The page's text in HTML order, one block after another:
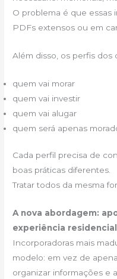
O problema é que essas
PDFs extensos ou em
Além disso, os perfis dos
quem vai morar
quem vai investir
quem vai alugar
quem será apenas
Cada perfil precisa de
boas práticas diferentes.
Tratar todos da mesma
A nova abordagem:
experiência residencial
Incorporadoras mais
modelo: em vez de
organizar informações e